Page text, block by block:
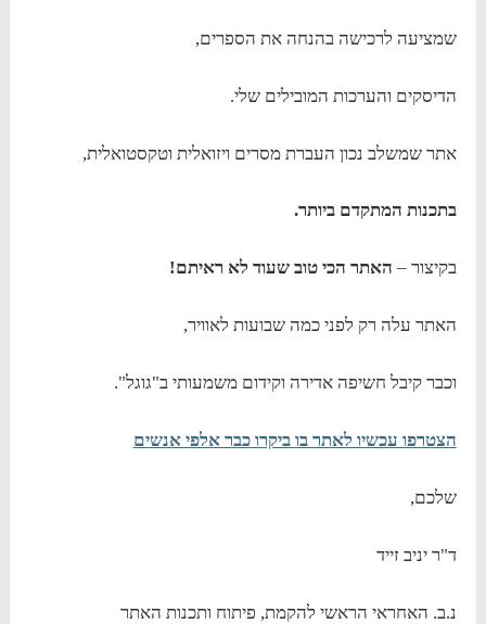
שמציעה לרכישה בהנחה את הספרים,
הדיסקים והערכות המובילים שלי.
אתר שמשלב נכון העברת מסרים ויזואלית וטקסטואלית,
בתכנות המתקדם ביותר.
בקיצור – האתר הכי טוב שעוד לא ראיתם!
האתר עלה רק לפני כמה שבועות לאוויר,
וכבר קיבל חשיפה אדירה וקידום משמעותי ב"גוגל".
הצטרפו עכשיו לאתר בו ביקרו כבר אלפי אנשים
שלכם,
ד"ר יניב זייד
נ.ב. האחראי הראשי להקמת, פיתוח ותכנות האתר